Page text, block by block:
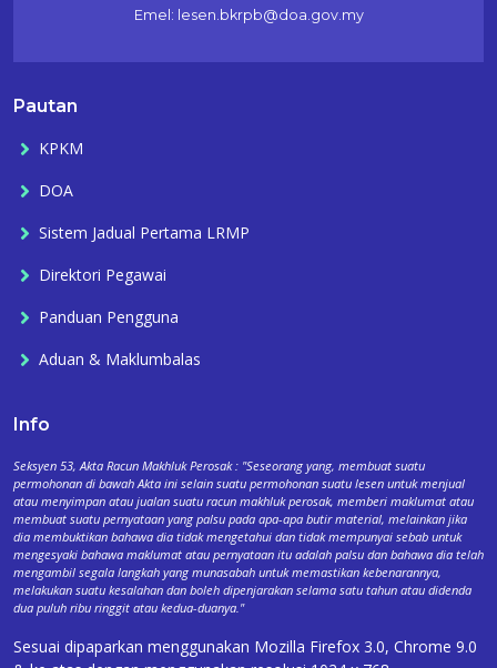
Emel: lesen.bkrpb@doa.gov.my
Pautan
KPKM
DOA
Sistem Jadual Pertama LRMP
Direktori Pegawai
Panduan Pengguna
Aduan & Maklumbalas
Info
Seksyen 53, Akta Racun Makhluk Perosak : "Seseorang yang, membuat suatu
permohonan di bawah Akta ini selain suatu permohonan suatu lesen untuk menjual
atau menyimpan atau jualan suatu racun makhluk perosak, memberi maklumat atau
membuat suatu pernyataan yang palsu pada apa-apa butir material, melainkan jika
dia membuktikan bahawa dia tidak mengetahui dan tidak mempunyai sebab untuk
mengesyaki bahawa maklumat atau pernyataan itu adalah palsu dan bahawa dia telah
mengambil segala langkah yang munasabah untuk memastikan kebenarannya,
melakukan suatu kesalahan dan boleh dipenjarakan selama satu tahun atau didenda
dua puluh ribu ringgit atau kedua-duanya."
Sesuai dipaparkan menggunakan Mozilla Firefox 3.0, Chrome 9.0